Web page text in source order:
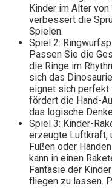
Kinder im Alter
verbessert die
Spielen.
Spiel 2:
Passen Sie die
die Ringe im
sich das
eignet sich perfekt
fördert die Hand-
das logische
Spiel 3: Kinder-
erzeugte Luftkraft,
Füßen oder
kann in einen
Fantasie der
fliegen zu lassen.